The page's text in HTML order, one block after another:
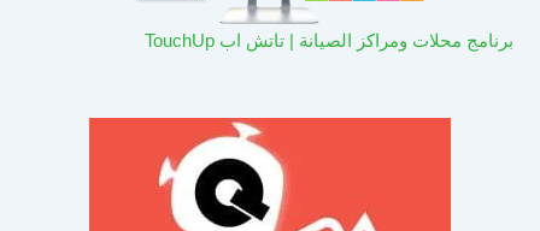
برنامج محلات ومراكز الصيانة | تاتش اب TouchUp